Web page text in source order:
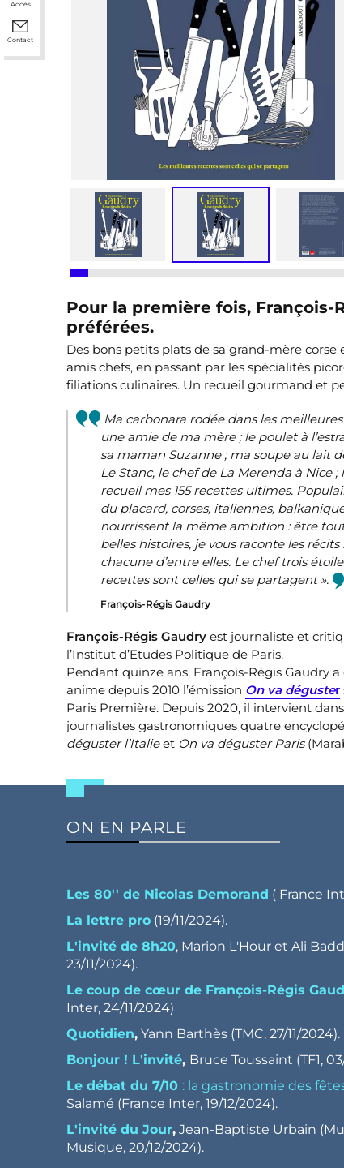
Accès
Contact
Pour la première fois,
préférées.
Des bons petits plats de sa grand-mère
amis chefs, en passant par les spécialités
filiations culinaires. Un recueil gourmand et
Ma carbonara rodée dans les
une amie de ma mère ; le poulet à
sa maman Suzanne ; ma soupe au lait
Le Stanc, le chef de La Merenda à Nice
recueil mes 155 recettes ultimes.
du placard, corses, italiennes,
nourrissent la même ambition : être
belles histoires, je vous raconte les
chacune d’entre elles. Le chef trois
recettes sont celles qui se partagent ».
François-Régis Gaudry
François-Régis Gaudry est journaliste et
l’Institut d’Etudes Politique de Paris.
Pendant quinze ans, François-Régis Gaudry
anime depuis 2010 l’émission On va déguster
Paris Première. Depuis 2020, il intervient dans
journalistes gastronomiques quatre
déguster l’Italieet On va déguster Paris
ON EN PARLE
Les 80'' de Nicolas Demorand ( France
La lettre pro (19/11/2024).
L'invité de 8h20, Marion L'Hour et Ali
23/11/2024).
Le coup de cœur de François-Régis
Inter, 24/11/2024)
Quotidien, Yann Barthès (TMC, 27/11/2024).
Bonjour ! L'invité, Bruce Toussaint (TF1,
Le débat du 7/10 : la gastronomie des
Salamé (France Inter, 19/12/2024).
L'invité du Jour, Jean-Baptiste Urbain
Musique, 20/12/2024).